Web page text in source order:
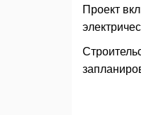
Проект